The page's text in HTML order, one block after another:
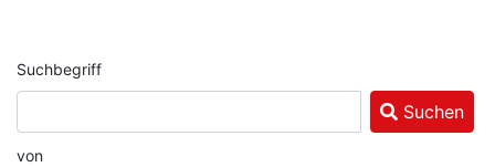
Suchbegriff
Suchen
von